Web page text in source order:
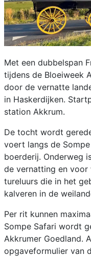
Met een dubbelspan
tijdens de Bloeiweek
door de vernatte
in Haskerdijken.
station Akkrum.
De tocht wordt
voert langs de
boerderij. Onderweg
de vernatting en voor
tureluurs die in het
kalveren in de
Per rit kunnen
Sompe Safari wordt
Akkrumer Goedland.
opgaveformulier van